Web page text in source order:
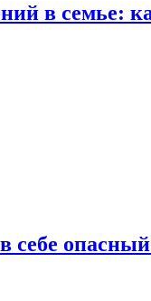
в семье:
себе